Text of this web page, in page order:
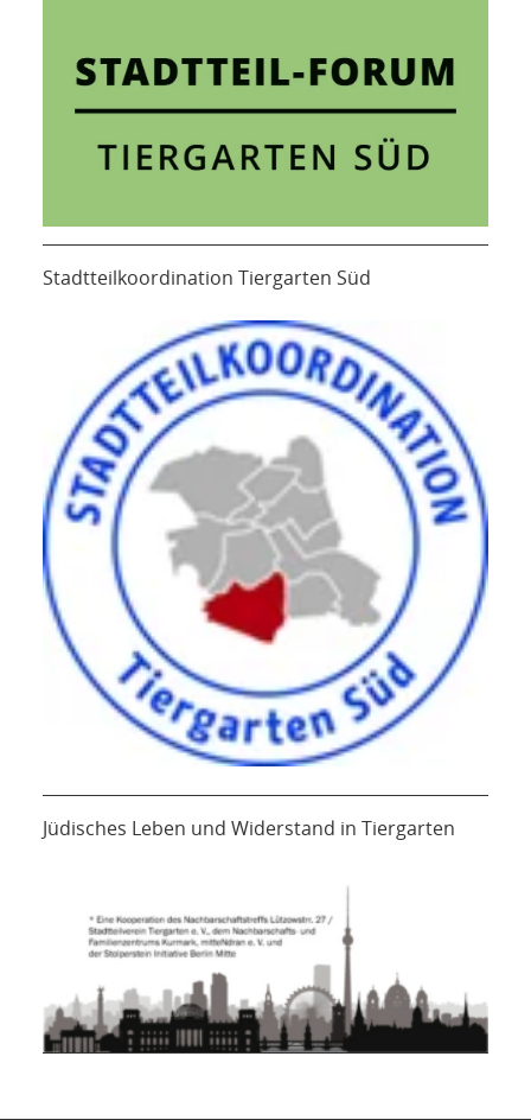
Stadtteilkoordination Tiergarten Süd
Jüdisches Leben und Widerstand in Tiergarten